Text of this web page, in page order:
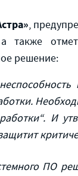
,
также
решение:
И
ПО